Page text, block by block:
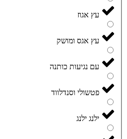
עץ אגוז
עץ אגס ומושק
עם נגיעות כותנה
פטשולי וסנדלווד
ילנג ילנג